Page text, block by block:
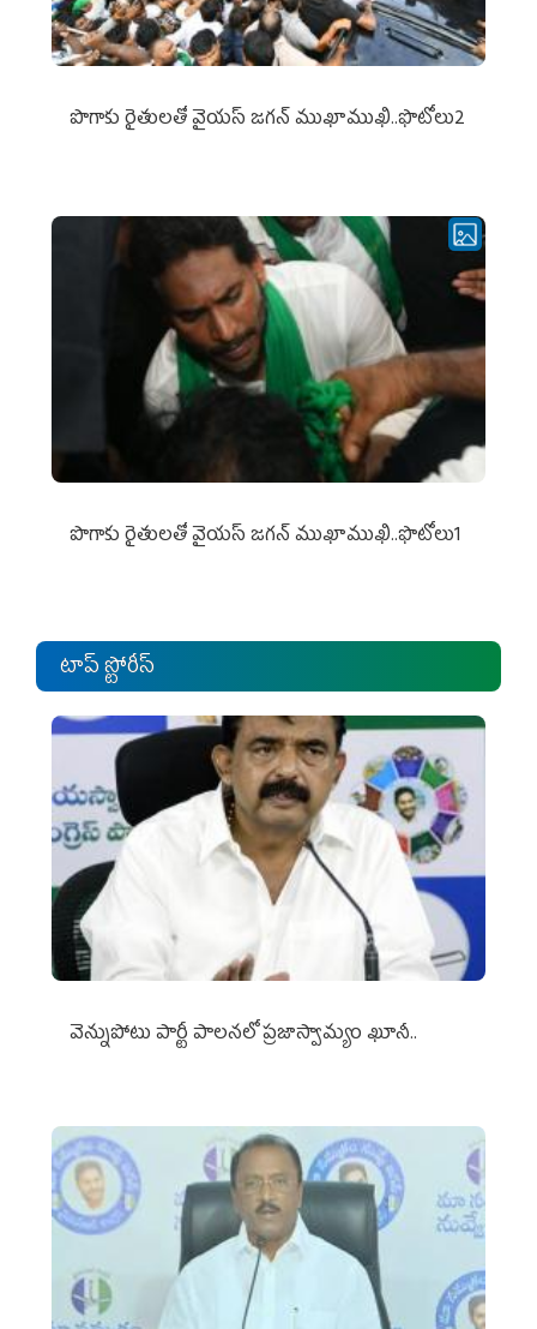
పొగాకు రైతుల‌తో వైయ‌స్ జ‌గ‌న్ ముఖాముఖి..ఫొటోలు2
పొగాకు రైతుల‌తో వైయ‌స్ జ‌గ‌న్ ముఖాముఖి..ఫొటోలు1
టాప్ స్టోరీస్
వెన్నుపోటు పార్టీ పాలనలో ప్రజాస్వామ్యం ఖూనీ..